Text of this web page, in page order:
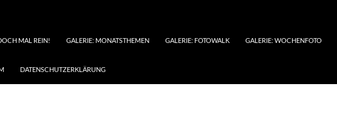
MAL REIN! GALERIE: MONATSTHEMEN GALERIE: FOTOWALK GALERIE: WOCHENFOTO
DATENSCHUTZERKLÄRUNG